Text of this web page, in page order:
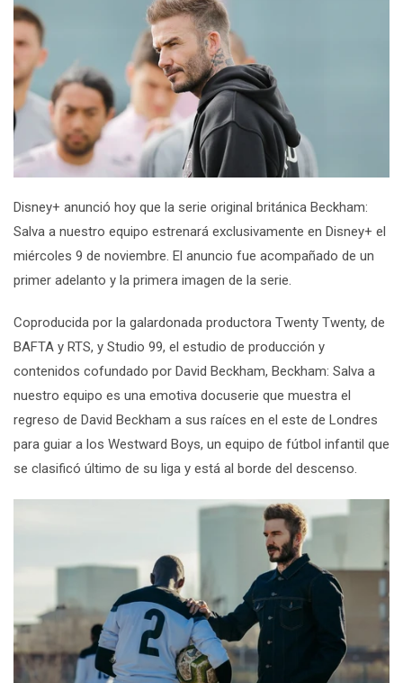
Disney+ anunció hoy que la serie original británica Beckham:
Salva a nuestro equipo estrenará exclusivamente en Disney+ el
miércoles 9 de noviembre. El anuncio fue acompañado de un
primer adelanto y la primera imagen de la serie.
Coproducida por la galardonada productora Twenty Twenty, de
BAFTA y RTS, y Studio 99, el estudio de producción y
contenidos cofundado por David Beckham, Beckham: Salva a
nuestro equipo es una emotiva docuserie que muestra el
regreso de David Beckham a sus raíces en el este de Londres
para guiar a los Westward Boys, un equipo de fútbol infantil que
se clasificó último de su liga y está al borde del descenso.